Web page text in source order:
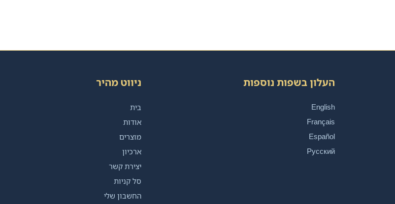
העלון בשפות נוספות
English
Français
Español
Русский
ניווט מהיר
בית
אודות
מוצרים
ארכיון
יצירת קשר
סל קניות
החשבון שלי